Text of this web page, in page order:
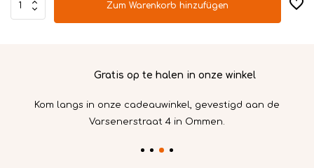
Zum Warenkorb hinzufügen
Gratis op te halen in onze winkel
Kom langs in onze cadeauwinkel, gevestigd aan de
Varsenerstraat 4 in Ommen.